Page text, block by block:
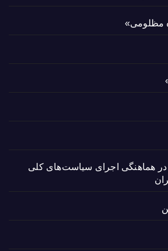
مظلومی»
در هماهنگی اجرای سیاست‌های کلی